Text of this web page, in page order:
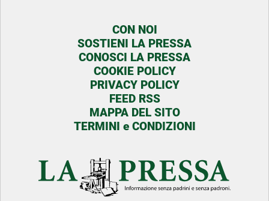
CON NOI
SOSTIENI LA PRESSA
CONOSCI LA PRESSA
COOKIE POLICY
PRIVACY POLICY
FEED RSS
MAPPA DEL SITO
TERMINI e CONDIZIONI